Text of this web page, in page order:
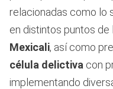
relacionadas como lo
en distintos puntos de
Mexicali, así como
célula delictiva con
implementando